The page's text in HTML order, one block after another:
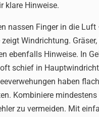
klare Hinweise.
nassen Finger in die Luft
Windrichtung. Gräser,
ebenfalls Hinweise. In
schief in
haben
Kombiniere mindestens
zu vermeiden. Mit